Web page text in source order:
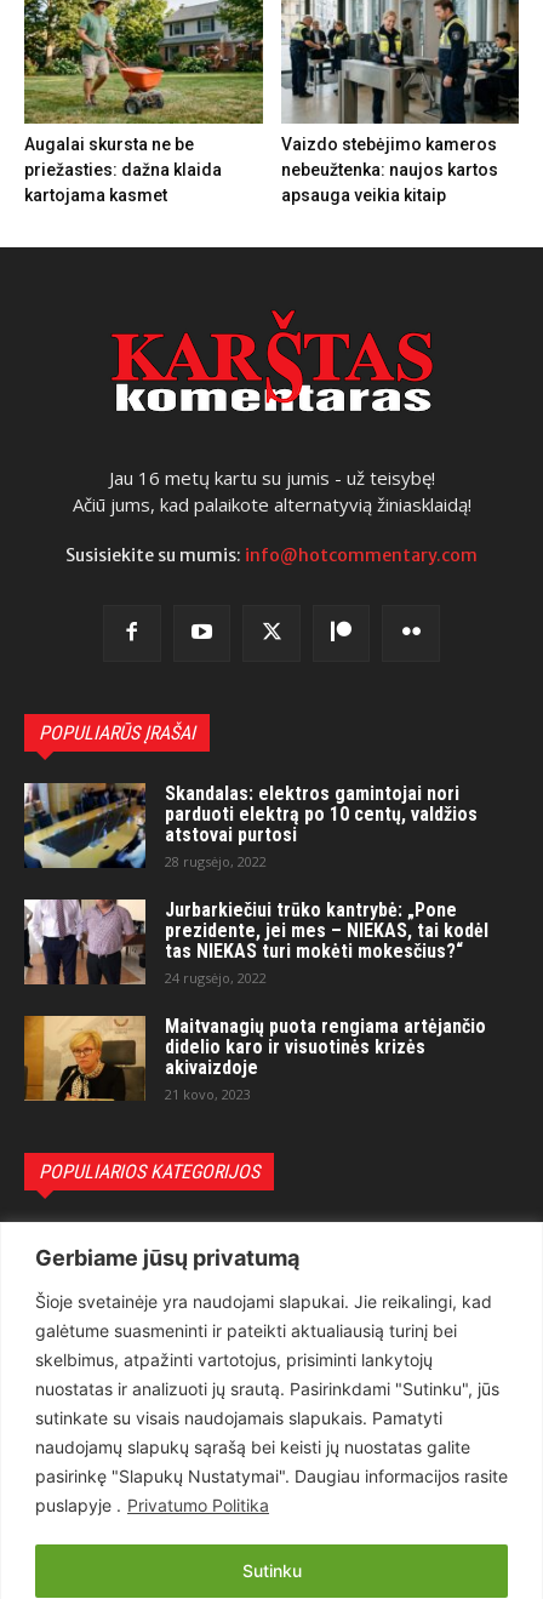
Gerbiame jūsų privatumą
Šioje svetainėje yra naudojami slapukai. Jie reikalingi, kad
galėtume suasmeninti ir pateikti aktualiausią turinį bei
skelbimus, atpažinti vartotojus, prisiminti lankytojų
nuostatas ir analizuoti jų srautą. Pasirinkdami "Sutinku", jūs
sutinkate su visais naudojamais slapukais. Pamatyti
naudojamų slapukų sąrašą bei keisti jų nuostatas galite
pasirinkę "Slapukų Nustatymai". Daugiau informacijos rasite
puslapyje . Privatumo Politika
Sutinku
Augalai skursta ne be
priežasties: dažna klaida
kartojama kasmet
Vaizdo stebėjimo kameros
nebeužtenka: naujos kartos
apsauga veikia kitaip
Jau 16 metų kartu su jumis - už teisybę!
Ačiū jums, kad palaikote alternatyvią žiniasklaidą!
Susisiekite su mumis: info@hotcommentary.com
POPULIARŪS ĮRAŠAI
Skandalas: elektros gamintojai nori
parduoti elektrą po 10 centų, valdžios
atstovai purtosi
28 rugsėjo, 2022
Jurbarkiečiui trūko kantrybė: „Pone
prezidente, jei mes – NIEKAS, tai kodėl
tas NIEKAS turi mokėti mokesčius?“
24 rugsėjo, 2022
Maitvanagių puota rengiama artėjančio
didelio karo ir visuotinės krizės
akivaizdoje
21 kovo, 2023
POPULIARIOS KATEGORIJOS
Teisėsauga
1497
Aktualu
Lietuva
619
Pasaulis
Статьи на русском
Articles in english